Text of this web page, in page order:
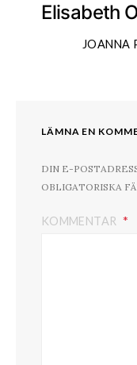
Elisabeth
JOANNA
LÄMNA EN
DIN E-
OBLIGATORISKA
KOMMENTAR